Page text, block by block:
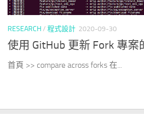
RESEARCH/ 程式設計 2020-09-30
使用 GitHub 更新 Fork 專案
首頁 >> compare across forks 在...